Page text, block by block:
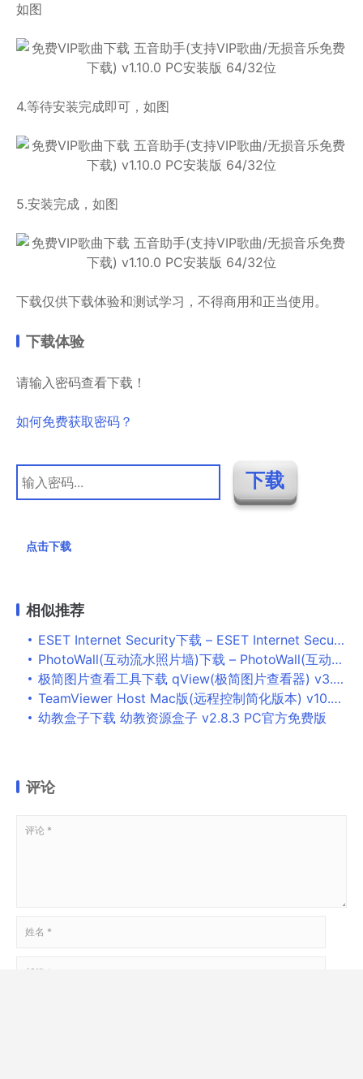
如图
4.等待安装完成即可，如图
5.安装完成，如图
下载仅供下载体验和测试学习，不得商用和正当使用。
下载体验
请输入密码查看下载！
如何免费获取密码？
点击下载
相似推荐
ESET Internet Security下载 – ESET Internet Security 14.2.24.0 官方版
PhotoWall(互动流水照片墙)下载 – PhotoWall(互动流水照片墙) 1.0 免费版
极简图片查看工具下载 qView(极简图片查看器) v3.0 免费绿色版
TeamViewer Host Mac版(远程控制简化版本) v10.0.0.36974 官方最新版
幼教盒子下载 幼教资源盒子 v2.8.3 PC官方免费版
评论